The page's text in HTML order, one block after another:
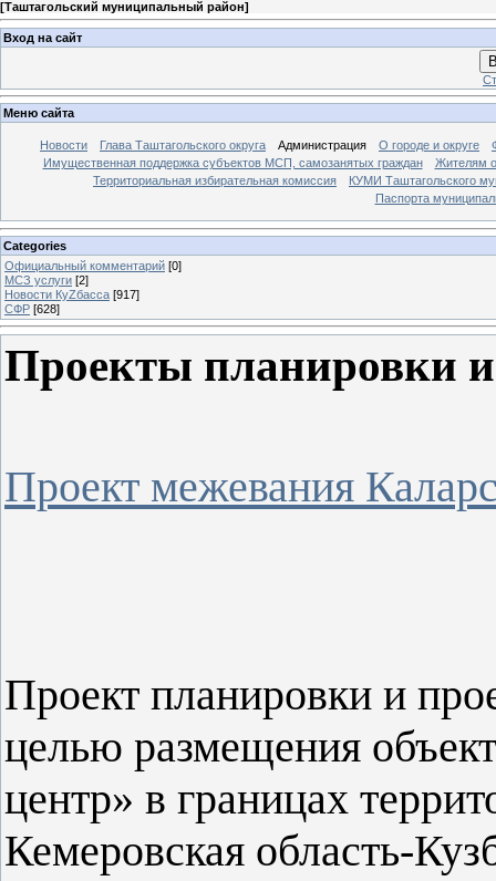
[Таштагольский муниципальный район]
Вход на сайт
Меню сайта
Новости Глава Таштагольского округа Администрация О городе и округе
Имущественная поддержка субъектов МСП, самозанятых граждан
Жителям
Территориальная избирательная комиссия
КУМИ Таштагольского
Паспорта
Categories
Официальный комментарий [0]
МСЗ услуги [2]
Новости КуZбасса [917]
СФР [628]
Проекты планировки
Проект межевания
Проект планировки и
целью размещения
центр» в границах
Кемеровская область-